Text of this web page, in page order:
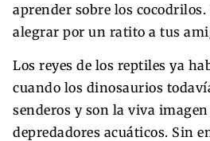
aprender sobre los
alegrar por un ratito a tus
Los reyes de los reptiles ya
cuando los dinosaurios
senderos y son la viva
depredadores acuáticos. Sin